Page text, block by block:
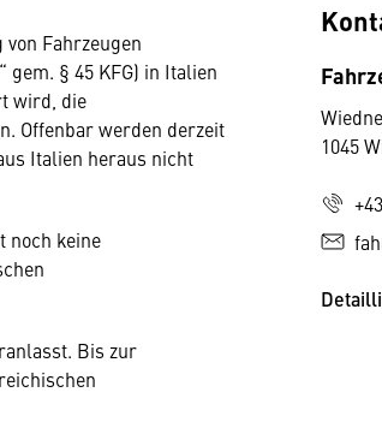
Fahrzeugen
§ 45 KFG) in Italien
wird, die
Offenbar werden derzeit
Italien heraus nicht
noch keine
Bis zur
1045